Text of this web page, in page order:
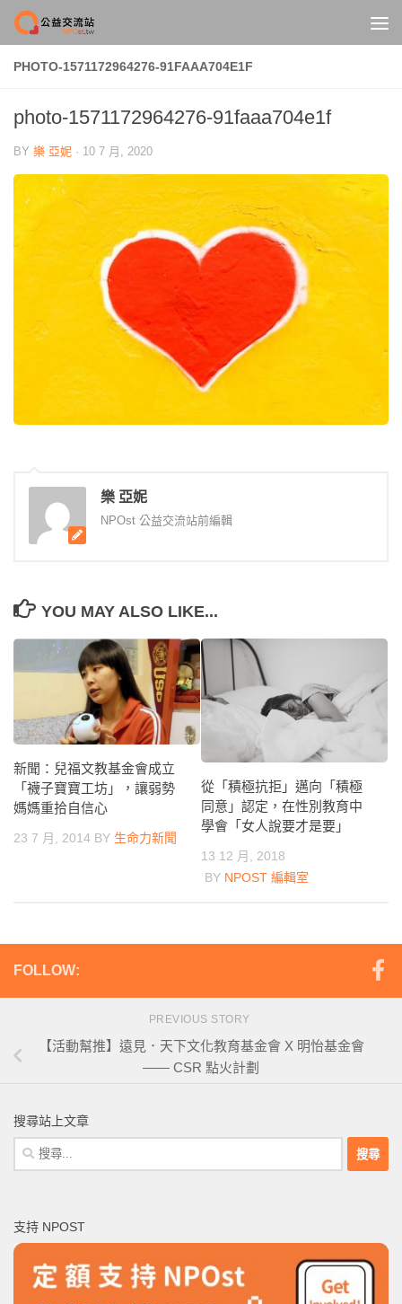
Skip to content
PHOTO-1571172964276-91FAAA704E1F
photo-1571172964276-91faaa704e1f
BY 樂 亞妮 · 10 7 月, 2020
樂 亞妮
NPOst 公益交流站前編輯
YOU MAY ALSO LIKE...
新聞：兒福文教基金會成立
「襪子寶寶工坊」，讓弱勢
媽媽重拾自信心
23 7 月, 2014 BY 生命力新聞
從「積極抗拒」邁向「積極
同意」認定，在性別教育中
學會「女人說要才是要」
13 12 月, 2018
BY NPOST 編輯室
FOLLOW:
PREVIOUS STORY
【活動幫推】遠見．天下文化教育基金會 X 明怡基金會
—— CSR 點火計劃
搜尋站上文章
搜
尋
字:
支持 NPOST